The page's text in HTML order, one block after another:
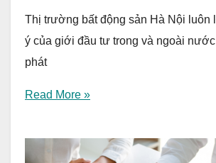
Thị trường bất động sản Hà Nội luôn
ý của giới đầu tư trong và ngoài
phát
Read More »